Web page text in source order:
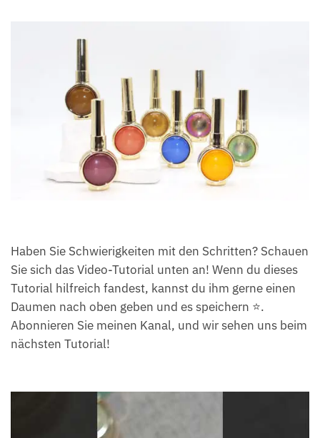
Haben Sie Schwierigkeiten mit den Schritten? Schauen
Sie sich das Video-Tutorial unten an! Wenn du dieses
Tutorial hilfreich fandest, kannst du ihm gerne einen
Daumen nach oben geben und es speichern ⭐.
Abonnieren Sie meinen Kanal, und wir sehen uns beim
nächsten Tutorial!